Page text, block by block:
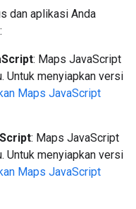
dan aplikasi Anda
: Maps JavaScript
Untuk menyiapkan versi
Maps JavaScript
: Maps JavaScript
Untuk menyiapkan versi
Maps JavaScript